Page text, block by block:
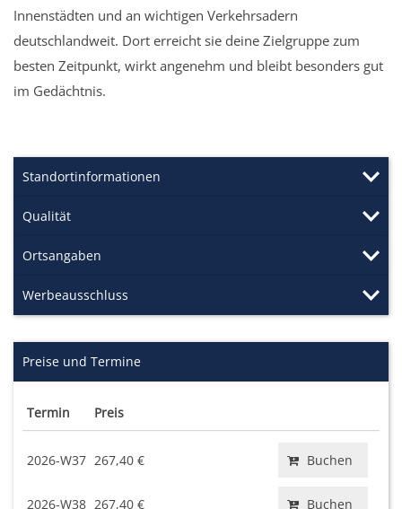
Innenstädten und an wichtigen Verkehrsadern
deutschlandweit. Dort erreicht sie deine Zielgruppe zum
besten Zeitpunkt, wirkt angenehm und bleibt besonders gut
im Gedächtnis.
Standortinformationen
Qualität
Ortsangaben
Werbeausschluss
Preise und Termine
Termin Preis
2026-W37 267,40 € Buchen
2026-W38 267,40 € Buchen